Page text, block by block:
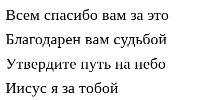
Всем спасибо вам за это
Благодарен вам судьбой
Утвердите путь на небо
Иисус я за тобой